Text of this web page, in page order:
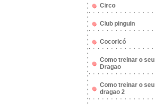
Circo
Club pinguin
Cocoricó
Como treinar o seu
Dragao
Como treinar o seu
dragao 2